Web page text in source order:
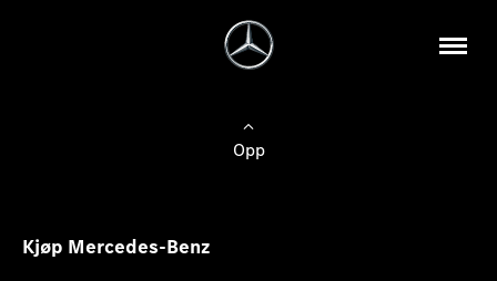
Opp
Kjøp Mercedes-Benz